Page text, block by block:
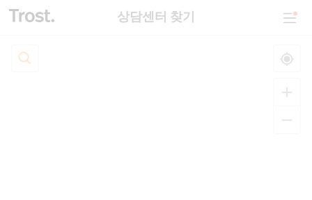
상담센터 찾기